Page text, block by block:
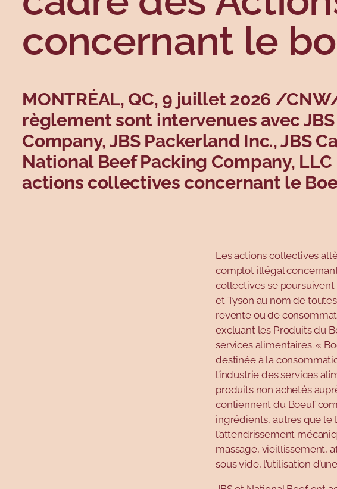
concernant le
MONTRÉAL, QC, 9 juillet 2026 /
règlement sont intervenues avec
Company, JBS Packerland Inc., JBS
National Beef Packing Company,
actions collectives concernant le
Les actions collectives
complot illégal
collectives se
et Tyson au nom de
revente ou de
excluant les Produits du
services alimentaires. «
destinée à la
l’industrie des services
produits non achetés
contiennent du Boeuf
ingrédients, autres que le
l’attendrissement
massage, vieillissement,
sous vide, l’utilisation